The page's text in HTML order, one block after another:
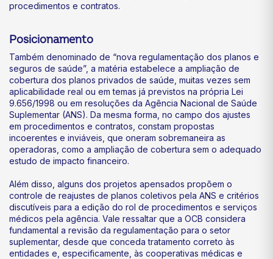
procedimentos e contratos.
Posicionamento
Também denominado de “nova regulamentação dos planos e
seguros de saúde”, a matéria estabelece a ampliação de
cobertura dos planos privados de saúde, muitas vezes sem
aplicabilidade real ou em temas já previstos na própria Lei
9.656/1998 ou em resoluções da Agência Nacional de Saúde
Suplementar (ANS). Da mesma forma, no campo dos ajustes
em procedimentos e contratos, constam propostas
incoerentes e inviáveis, que oneram sobremaneira as
operadoras, como a ampliação de cobertura sem o adequado
estudo de impacto financeiro.
Além disso, alguns dos projetos apensados propõem o
controle de reajustes de planos coletivos pela ANS e critérios
discutíveis para a edição do rol de procedimentos e serviços
médicos pela agência. Vale ressaltar que a OCB considera
fundamental a revisão da regulamentação para o setor
suplementar, desde que conceda tratamento correto às
entidades e, especificamente, às cooperativas médicas e